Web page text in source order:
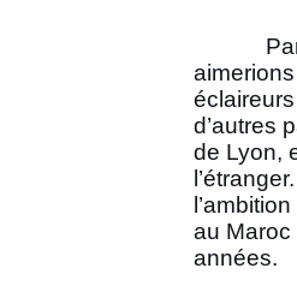
Par la
d’autres
de Lyon,
au
années.